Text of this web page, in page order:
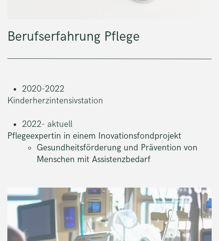
Berufserfahrung Pflege
2020-2022
Kinderherzintensivstation
2022- aktuell
Pflegeexpertin in einem Inovationsfondprojekt
Gesundheitsförderung und Prävention von
Menschen mit Assistenzbedarf